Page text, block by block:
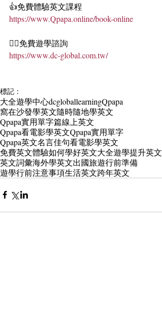
👍免費體驗英文課程
https://www.Qpapa.online/book-online
🏄‍♀️免費遊學諮詢
https://www.dc-global.com.tw/
標記：
大全遊學中心dcgloballearningQpapa
窩在沙發學英文隨時隨地學英文
Qpapa實用單字篇線上英文
Qpapa看電影學英文Qpapa實用單字
Qpapa英文名言佳句看電影學英文
免費英文體驗如何學好英文大全遊學提升英文
英文詞彙海外學英文出國旅遊行前準備
遊學行前注意事項生活英文跨年英文